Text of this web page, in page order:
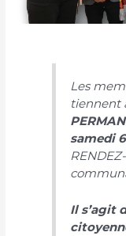
Les
tiennent
samedi
Il s’agit